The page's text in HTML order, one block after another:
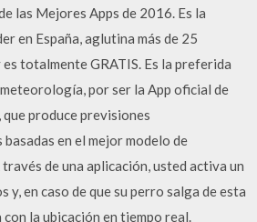
las Mejores Apps de 2016. Es la
en España, aglutina más de 25
totalmente GRATIS. Es la preferida
por ser la App oficial de
produce previsiones
en el mejor modelo de
de una aplicación, usted activa un
y, en caso de que su perro salga de esta
la ubicación en tiempo real.